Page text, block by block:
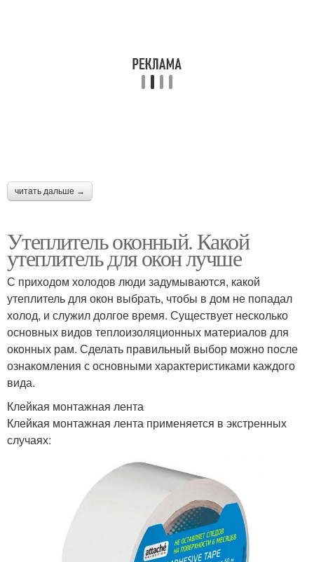
читать дальше →
Утеплитель оконный. Какой
утеплитель для окон лучше
С приходом холодов люди задумываются, какой
утеплитель для окон выбрать, чтобы в дом не попадал
холод, и служил долгое время. Существует несколько
основных видов теплоизоляционных материалов для
оконных рам. Сделать правильный выбор можно после
ознакомления с основными характеристиками каждого
вида.
Клейкая монтажная лента
Клейкая монтажная лента применяется в экстренных
случаях: